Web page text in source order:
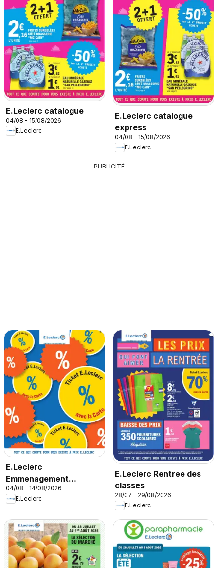
E.Leclerc catalogue
04/08 - 15/08/2026
E.Leclerc
E.Leclerc catalogue
express
04/08 - 15/08/2026
E.Leclerc
PUBLICITÉ
E.Leclerc
Emmenagement
etudiant
04/08 - 14/08/2026
E.Leclerc
E.Leclerc Rentree des
classes
28/07 - 29/08/2026
E.Leclerc